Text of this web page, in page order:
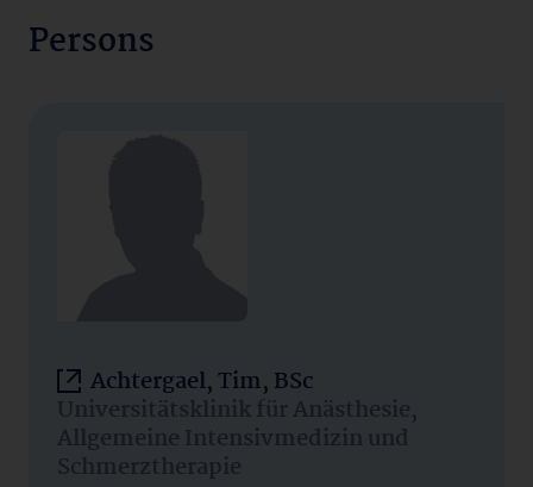
Persons
Achtergael, Tim, BSc
Universitätsklinik für Anästhesie,
Allgemeine Intensivmedizin und
Schmerztherapie